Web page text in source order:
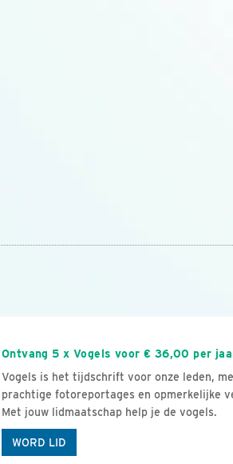
Ontvang 5 x Vogels voor € 36,00 per
Vogels is het tijdschrift voor onze leden,
prachtige fotoreportages en opmerkelijke
Met jouw lidmaatschap help je de vogels.
WORD LID